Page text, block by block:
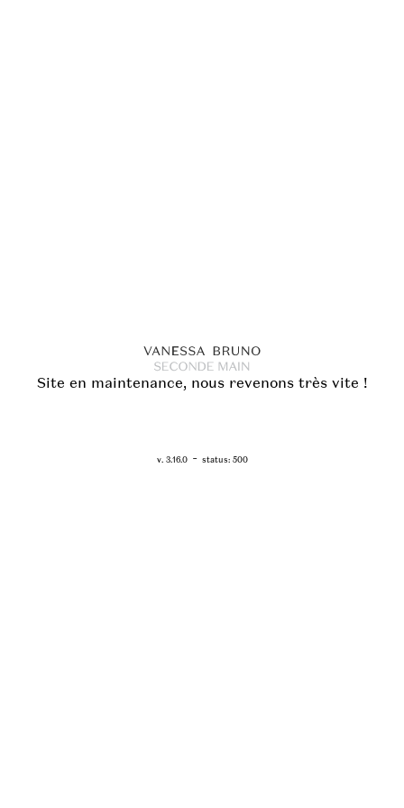
Site en maintenance, nous revenons très vite !
v. 3.16.0- status: 500